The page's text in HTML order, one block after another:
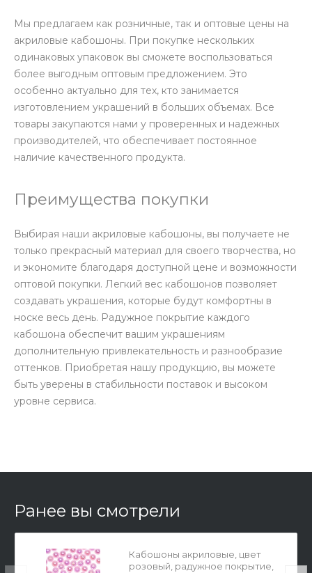
Мы предлагаем как розничные, так и оптовые цены на
акриловые кабошоны. При покупке нескольких
одинаковых упаковок вы сможете воспользоваться
более выгодным оптовым предложением. Это
особенно актуально для тех, кто занимается
изготовлением украшений в больших объемах. Все
товары закупаются нами у проверенных и надежных
производителей, что обеспечивает постоянное
наличие качественного продукта.
Преимущества покупки
Выбирая наши акриловые кабошоны, вы получаете не
только прекрасный материал для своего творчества, но
и экономите благодаря доступной цене и возможности
оптовой покупки. Легкий вес кабошонов позволяет
создавать украшения, которые будут комфортны в
носке весь день. Радужное покрытие каждого
кабошона обеспечит вашим украшениям
дополнительную привлекательность и разнообразие
оттенков. Приобретая нашу продукцию, вы можете
быть уверены в стабильности поставок и высоком
уровне сервиса.
Ранее вы смотрели
Кабошоны акриловые, цвет
розовый, радужное покрытие,